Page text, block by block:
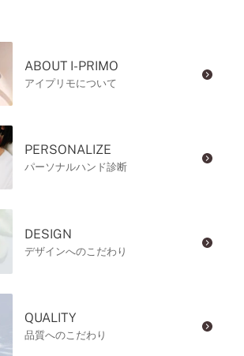
ABOUT I-PRIMO
アイプリモについて
PERSONALIZE
パーソナルハンド診断
DESIGN
デザインへのこだわり
QUALITY
品質へのこだわり